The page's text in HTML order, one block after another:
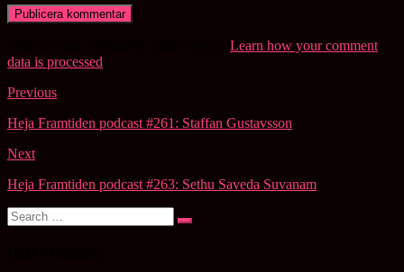
Learn how your comment
data is processed
Post
navigation
Previous
Heja Framtiden podcast #261: Staffan Gustavsson
Next
Heja Framtiden podcast #263: Sethu Saveda Suvanam
Search
for:
Search